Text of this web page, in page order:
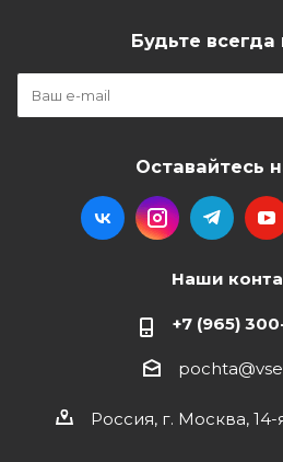
Будьте всегда
Оставайтесь
Наши
+7 (965)
Россия, г. Москва,